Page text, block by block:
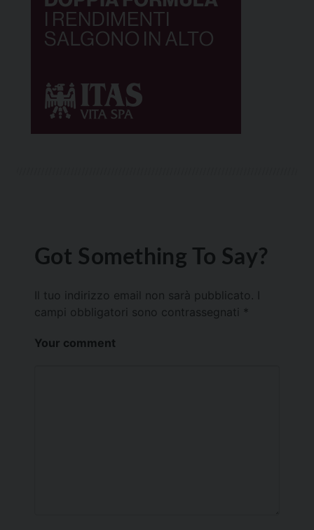
Got Something To Say?
Il tuo indirizzo email non sarà pubblicato.
campi obbligatori sono contrassegnati *
Your comment